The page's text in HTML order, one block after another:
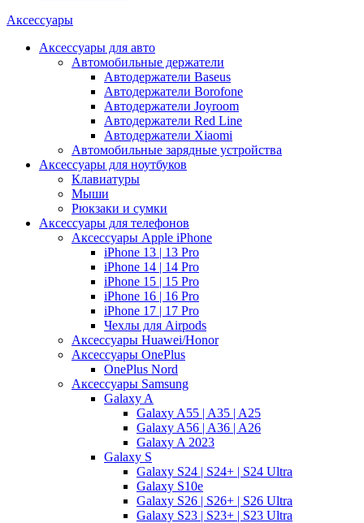
Аксессуары
Аксессуары для авто
Автомобильные держатели
Автодержатели Baseus
Автодержатели Borofone
Автодержатели Joyroom
Автодержатели Red Line
Автодержатели Xiaomi
Автомобильные зарядные устройства
Аксессуары для ноутбуков
Клавиатуры
Мыши
Рюкзаки и сумки
Аксессуары для телефонов
Аксессуары Apple iPhone
iPhone 13 | 13 Pro
iPhone 14 | 14 Pro
iPhone 15 | 15 Pro
iPhone 16 | 16 Pro
iPhone 17 | 17 Pro
Чехлы для Airpods
Аксессуары Huawei/Honor
Аксессуары OnePlus
OnePlus Nord
Аксессуары Samsung
Galaxy A
Galaxy A55 | A35 | A25
Galaxy A56 | A36 | A26
Galaxy A 2023
Galaxy S
Galaxy S24 | S24+ | S24 Ultra
Galaxy S10e
Galaxy S26 | S26+ | S26 Ultra
Galaxy S23 | S23+ | S23 Ultra